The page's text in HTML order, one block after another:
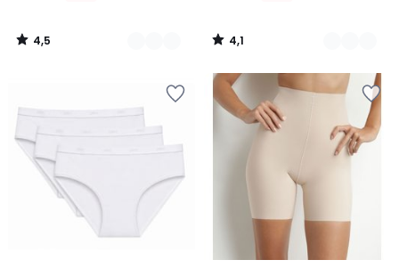
4,5
/
4,1
/